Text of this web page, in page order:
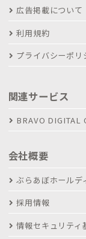
広告掲載について
利用規約
プライバシーポリ
関連サービス
BRAVO DIGITAL
会社概要
ぶらあぼホールデ
採用情報
情報セキュリティ